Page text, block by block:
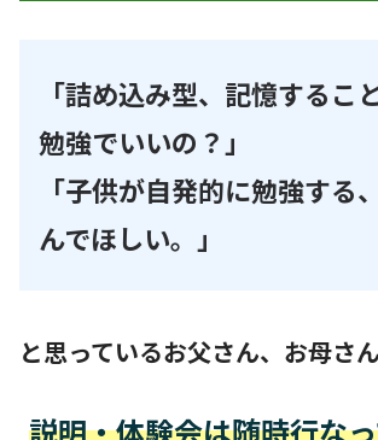
「詰め込み型、記憶するこ
勉強でいいの？」
「子供が自発的に勉強する
んでほしい。」
と思っているお父さん、お母さん
説明・体験会は随時行な